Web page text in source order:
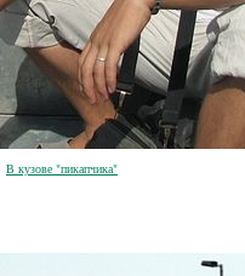
В кузове "пикапчика"